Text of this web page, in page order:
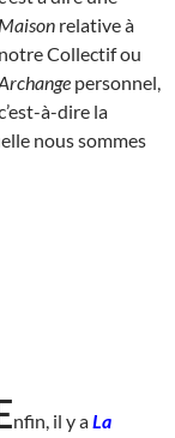
Maison relative à
notre Collectif ou
personnel,
à-dire la
nous sommes
nfin, il y aLa